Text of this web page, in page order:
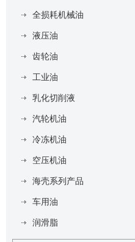
全损耗机械油
液压油
齿轮油
工业油
乳化切削液
汽轮机油
冷冻机油
空压机油
海壳系列产品
车用油
润滑脂